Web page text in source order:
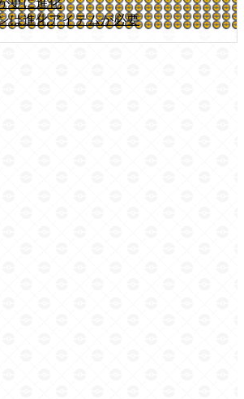
更に進化
は進化アイテムが必要